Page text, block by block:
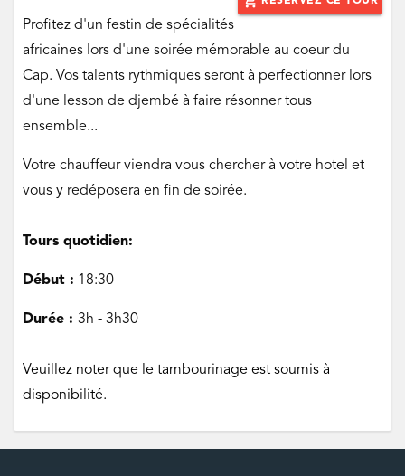
‌Profitez d'un festin de spécialités
africaines lors d'une soirée mémorable au coeur du
Cap. Vos talents rythmiques seront à perfectionner lors
d'une lesson de djembé à faire résonner tous
ensemble...
Votre chauffeur viendra vous chercher à votre hotel et
vous y redéposera en fin de soirée.
Tours quotidien:
Début : 18:30
Durée : 3h - 3h30
Veuillez noter que le tambourinage est soumis à
disponibilité.